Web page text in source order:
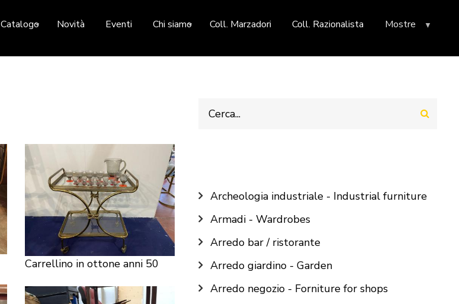
Catalogo Novità Eventi Chi siamo Coll. Marzadori Coll. Razionalista Mostre
Carrellino in ottone anni 50
Main
navigation
Archeologia industriale - Industrial furniture
Armadi - Wardrobes
Arredo bar / ristorante
Arredo giardino - Garden
Arredo negozio - Forniture for shops